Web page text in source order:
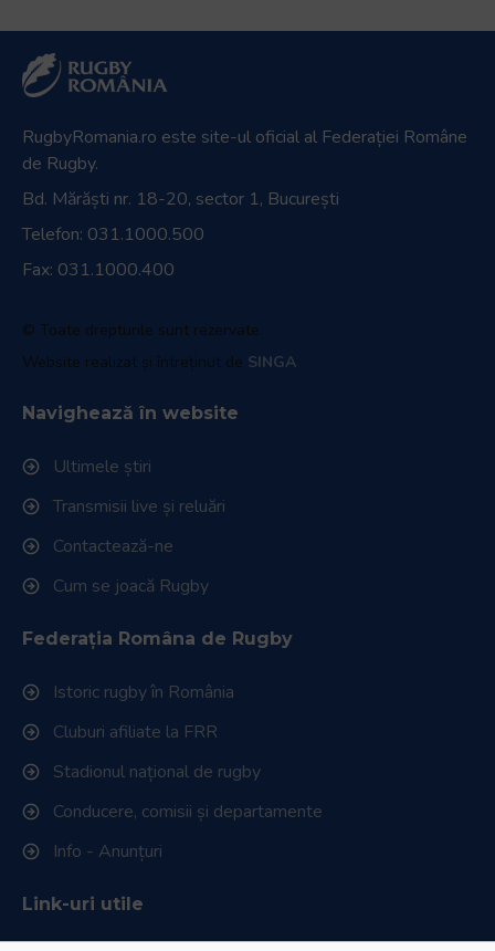
RugbyRomania.ro este site-ul oficial al Federației Române
de Rugby.
Bd. Mărăști nr. 18-20, sector 1, București
Telefon: 031.1000.500
Fax: 031.1000.400
© Toate drepturile sunt rezervate.
Website realizat și întreținut de SINGA
Navighează în website
Ultimele știri
Transmisii live și reluări
Contactează-ne
Cum se joacă Rugby
Federația Româna de Rugby
Istoric rugby în România
Cluburi afiliate la FRR
Stadionul național de rugby
Conducere, comisii și departamente
Info - Anunțuri
Link-uri utile